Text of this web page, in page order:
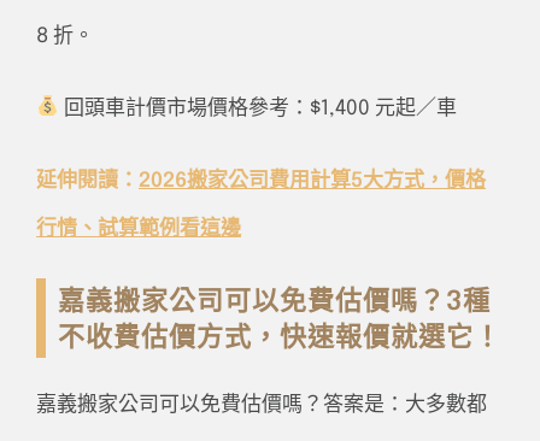
8 折。
回頭車計價市場價格參考：$1,400 元起／車
延伸閱讀： 2026搬家公司費用計算5大方式，價格
行情、試算範例看這邊
嘉義搬家公司可以免費估價嗎？3種
不收費估價方式，快速報價就選它！
嘉義搬家公司可以免費估價嗎？答案是：大多數都